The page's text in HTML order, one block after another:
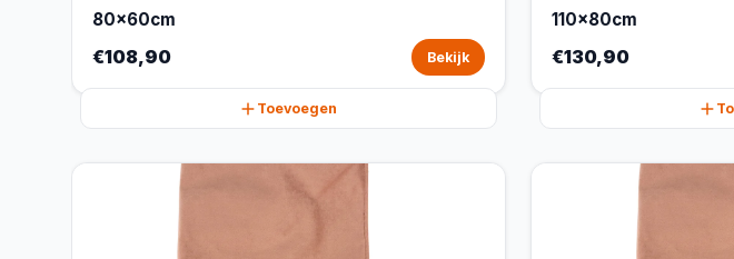
80x60cm
€108,90 Bekijk
Toevoegen
110x80cm
€130,90